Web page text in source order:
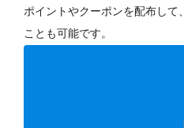
ポイントやクーポンを配布して
ことも可能です。